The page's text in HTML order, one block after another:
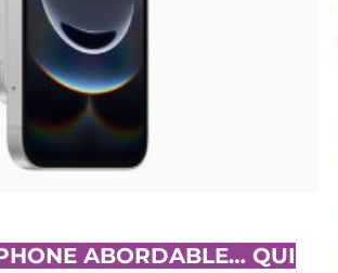
ABORDABLE… QUI